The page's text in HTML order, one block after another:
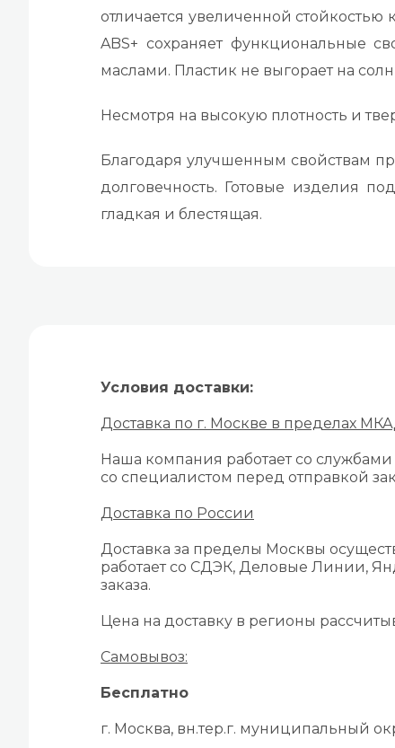
отличается увеличенной
ABS+ сохраняет функциональные
маслами. Пластик не выгорает на
Несмотря на высокую плотность и
Благодаря улучшенным свойствам
долговечность. Готовые изделия
гладкая и блестящая.
Условия доставки:
Доставка по г. Москве в пределах
Наша компания работает со
со специалистом перед отправкой
Доставка по России
Доставка за пределы Москвы
работает со СДЭК, Деловые Линии,
заказа.
Цена на доставку в регионы
Самовывоз:
Бесплатно
г. Москва, вн.тер.г. муниципальный